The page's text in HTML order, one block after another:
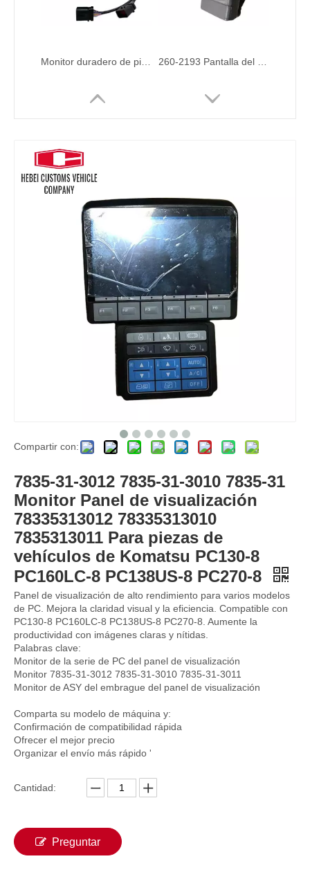
Monitor de piezas excavadoras duraderas 260-2160 2602160 157-3198 1573198 Para piezas excavadoras de oruga de oruga Motor diesel CAT320C CAT330C
Piezas de clúster de medidor de panel de visualización de excavador YN10M00001S013 SK120-5 SK120LC-5 SK200-5 SK200LC-5 para panel de monitor Kobelco
Compartir con:
7835-31-3012 7835-31-3010 7835-31
Monitor Panel de visualización
78335313012 78335313010
7835313011 Para piezas de
vehículos de Komatsu PC130-8
PC160LC-8 PC138US-8 PC270-8
Panel de visualización de alto rendimiento para varios modelos
de PC. Mejora la claridad visual y la eficiencia. Compatible con
PC130-8 PC160LC-8 PC138US-8 PC270-8. Aumente la
productividad con imágenes claras y nítidas.
Palabras clave:
Monitor de la serie de PC del panel de visualización
Monitor 7835-31-3012 7835-31-3010 7835-31-3011
Monitor de ASY del embrague del panel de visualización
Comparta su modelo de máquina y:
Confirmación de compatibilidad rápida
Ofrecer el mejor precio
Organizar el envío más rápido '
Cantidad:
Preguntar